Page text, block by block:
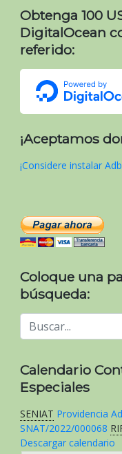
Obtenga 100
DigitalOcean
referido:
¡Aceptamos
¡Considere instalar
Coloque una
búsqueda:
Calendario
Especiales
SENIAT Providencia
SNAT/2022/000068
Descargar calendario